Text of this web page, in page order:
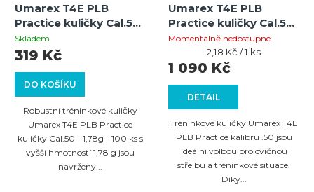
Umarex T4E PLB
Practice kuličky Cal.50
-1,78g - 100 ks
Skladem
DO KOŠÍKU
319 Kč
Robustní tréninkové kuličky
Umarex T4E PLB Practice
kuličky Cal.50 - 1,78g - 100 ks s
vyšší hmotností 1,78 g jsou
navrženy...
Umarex T4E PLB
Practice kuličky Cal.50
-1,78g - 500 ks
Momentálně nedostupné
DETAIL
1 090 Kč
Měrná
cena:
2,18 Kč / 1 ks
Tréninkové kuličky Umarex T4E
PLB Practice kalibru .50 jsou
ideální volbou pro cvičnou
střelbu a tréninkové situace.
Díky...